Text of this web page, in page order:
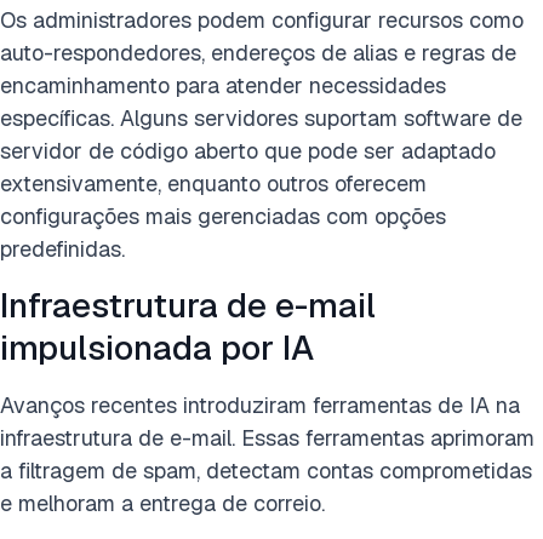
Os administradores podem configurar recursos como
auto-respondedores, endereços de alias e regras de
encaminhamento para atender necessidades
específicas. Alguns servidores suportam software de
servidor de código aberto que pode ser adaptado
extensivamente, enquanto outros oferecem
configurações mais gerenciadas com opções
predefinidas.
Infraestrutura de e-mail
impulsionada por IA
Avanços recentes introduziram ferramentas de IA na
infraestrutura de e-mail. Essas ferramentas aprimoram
a filtragem de spam, detectam contas comprometidas
e melhoram a entrega de correio.